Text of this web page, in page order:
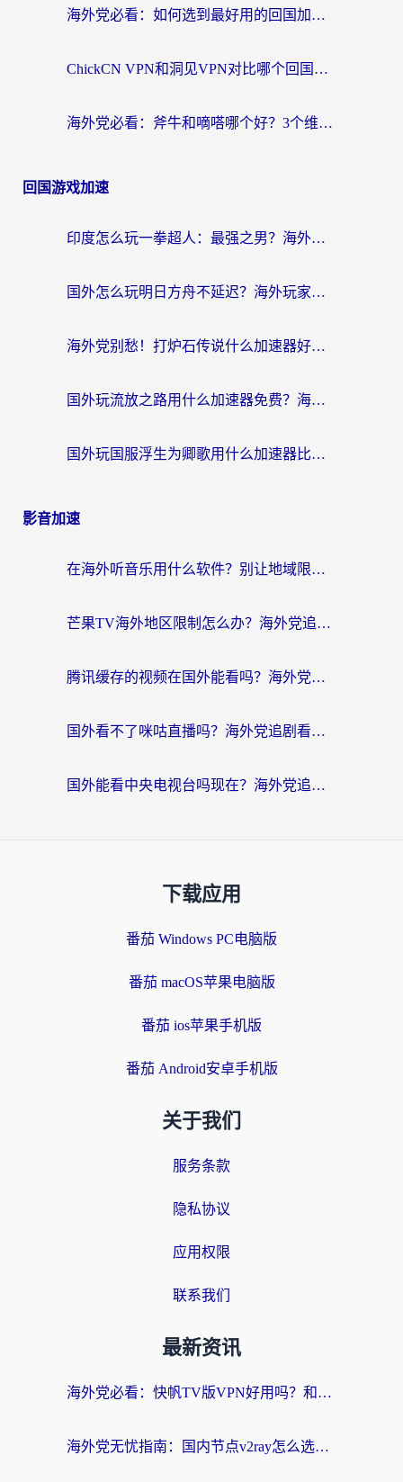
海外党必看：如何选到最好用的回国加速器？从节点到售后的全维度指南
ChickCN VPN和洞见VPN对比哪个回国效果更好？海外党亲测3款加速器+避坑指南
海外党必看：斧牛和嘀嗒哪个好？3个维度教你选对回国加速器
回国游戏加速
印度怎么玩一拳超人：最强之男？海外党国服游戏加速避坑指南
国外怎么玩明日方舟不延迟？海外玩家国服游戏加速终极指南（附DNF梦幻诛仙解决方案）
海外党别愁！打炉石传说什么加速器好用？3个实用技巧解决国服游戏卡顿
国外玩流放之路用什么加速器免费？海外党亲测有效的国服游戏加速指南
国外玩国服浮生为卿歌用什么加速器比较好？海外党亲测不踩坑指南
影音加速
在海外听音乐用什么软件？别让地域限制断了你的华语歌单
芒果TV海外地区限制怎么办？海外党追剧看片的实用加速器选择指南
腾讯缓存的视频在国外能看吗？海外党追剧看片的终极解决方案
国外看不了咪咕直播吗？海外党追剧看片的加速器选择指南
国外能看中央电视台吗现在？海外党追剧看央视的实用指南
下载应用
番茄 Windows PC电脑版
番茄 macOS苹果电脑版
番茄 ios苹果手机版
番茄 Android安卓手机版
关于我们
服务条款
隐私协议
应用权限
联系我们
最新资讯
海外党必看：快帆TV版VPN好用吗？和快游VPN对比哪个回国效果更好？附实用避坑指南
海外党无忧指南：国内节点v2ray怎么选？一键回国VPN+多场景实测帮你避坑